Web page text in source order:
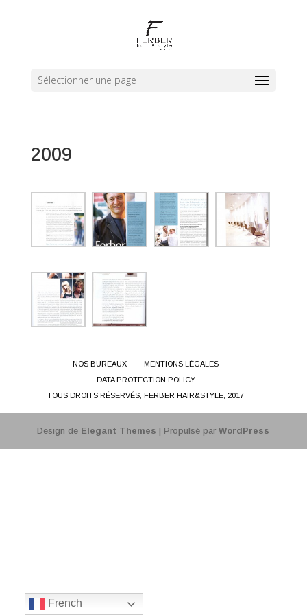
Sélectionner une page
2009
NOS BUREAUX
MENTIONS LÉGALES
DATA PROTECTION POLICY
TOUS DROITS RÉSERVÉS, FERBER HAIR&STYLE, 2017
Design de Elegant Themes | Propulsé parWordPress
French